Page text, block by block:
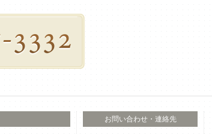
お問い合わせ・連絡先